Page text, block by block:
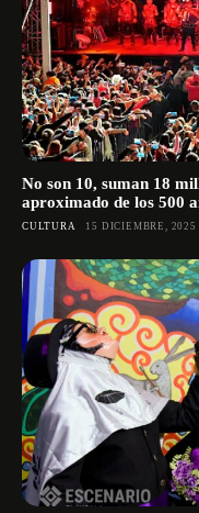
No son 10, suman 18
aproximado de los 500
CULTURA 15 DICIEMBRE, 2025